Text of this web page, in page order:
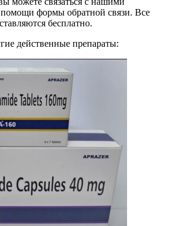
формы обратной связи. Все
бесплатно.
действенные препараты: